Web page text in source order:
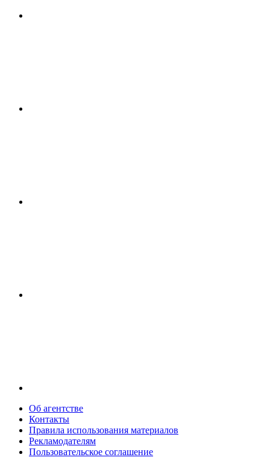
Об агентстве
Контакты
Правила использования материалов
Рекламодателям
Пользовательское соглашение